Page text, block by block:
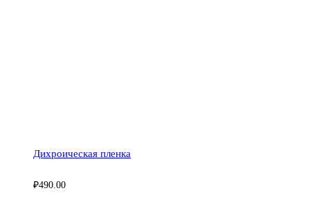
Дихроическая пленка
₽490.00